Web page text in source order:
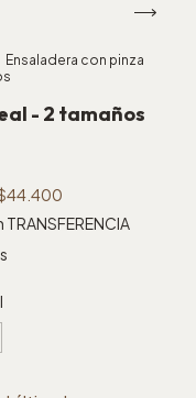
Ensaladera con pinza
- 2 tamaños